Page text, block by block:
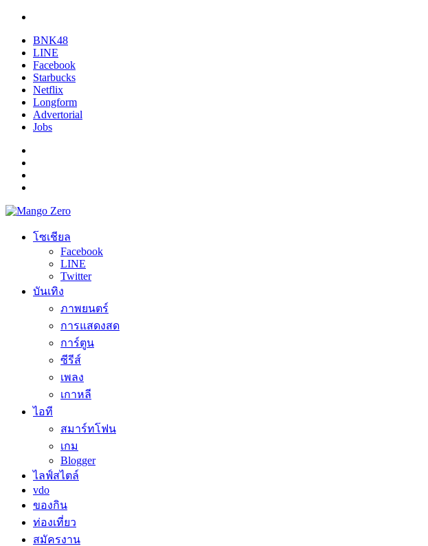
BNK48
LINE
Facebook
Starbucks
Netflix
Longform
Advertorial
Jobs
โซเชียล
Facebook
LINE
Twitter
บันเทิง
ภาพยนตร์
การแสดงสด
การ์ตูน
ซีรีส์
เพลง
เกาหลี
ไอที
สมาร์ทโฟน
เกม
Blogger
ไลฟ์สไตล์
vdo
ของกิน
ท่องเที่ยว
สมัครงาน